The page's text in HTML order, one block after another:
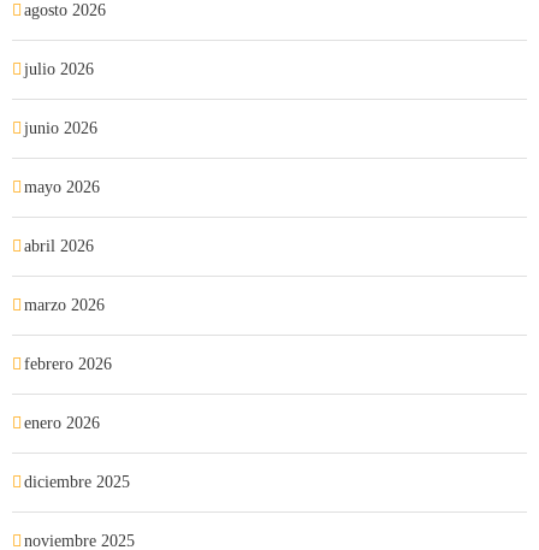
agosto 2026
julio 2026
junio 2026
mayo 2026
abril 2026
marzo 2026
febrero 2026
enero 2026
diciembre 2025
noviembre 2025